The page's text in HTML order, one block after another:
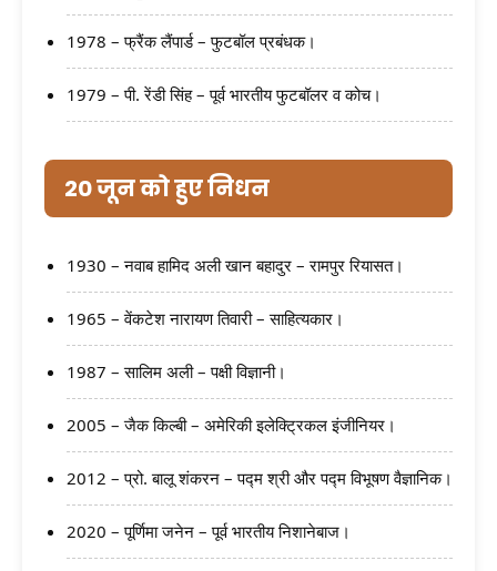
1978 – फ्रैंक लैंपार्ड – फुटबॉल प्रबंधक।
1979 – पी. रेंडी सिंह – पूर्व भारतीय फुटबॉलर व कोच।
20 जून को हुए निधन
1930 – नवाब हामिद अली खान बहादुर – रामपुर रियासत।
1965 – वेंकटेश नारायण तिवारी – साहित्यकार।
1987 – सालिम अली – पक्षी विज्ञानी।
2005 – जैक किल्बी – अमेरिकी इलेक्ट्रिकल इंजीनियर।
2012 – प्रो. बालू शंकरन – पद्म श्री और पद्म विभूषण वैज्ञानिक।
2020 – पूर्णिमा जनेन – पूर्व भारतीय निशानेबाज।